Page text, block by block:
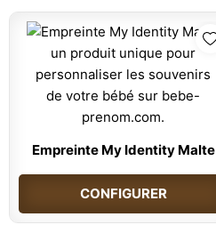
Empreinte My Identity Malte
CONFIGURER